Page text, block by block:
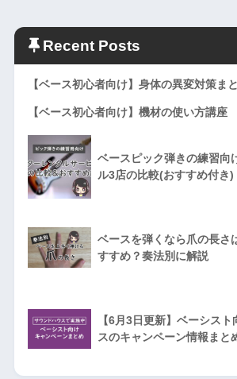
Recent Posts
【ベース初心者向け】身体の異変対策ま
【ベース初心者向け】機材の使い方講座
ベースピック弾きの練習向
ル3店の比較(おすすめ付き)
ベースを弾くなら爪の長さ
すすめ？奏法別に解説
【6月3日更新】ベーシス
スのキャンペーン情報まと